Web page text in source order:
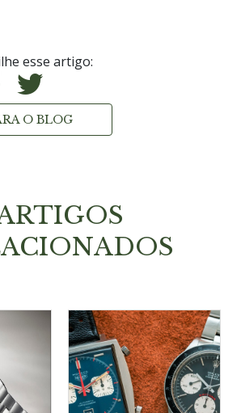
esse artigo:
O BLOG